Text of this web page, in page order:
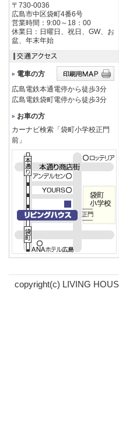
〒730-0036
広島市中区袋町4番6号
営業時間：9:00～18：00
休業日：日曜日、祝日、GW、お
盆、年末年始
電車の方
広島電鉄本通電停から徒歩3分
広島電鉄袋町電停から徒歩3分
お車の方
カーナビ検索「袋町小学校正門
前」
copyright(c) LIVING